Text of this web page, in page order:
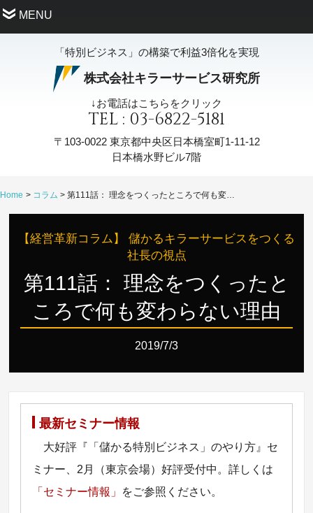
MENU
「特別ビジネス」の構築で利益3倍化を実現
株式会社キラーサービス研究所
↓お電話はこちらをクリック
TEL : 03-6822-5181
〒103-0022東京都中央区日本橋室町1-11-12
日本橋水野ビル7階
Home コラム 第111話： 理念をつくったところで何も変わらない理由
【経営革新コラム】 儲かるキラーサービスをつくる
社長の視点
第111話： 理念をつくったと
ころで何も変わらない理由
2019/7/3
最新セミナー情報
大好評『「儲かる特別ビジネス」のやり方』セ
ミナー、2月（東京会場）好評受付中。詳しくは
「セミナー情報」 をご参照ください。